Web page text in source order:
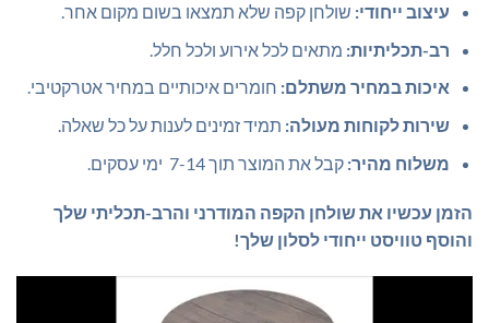
עיצוב ייחודי: שולחן קפה שלא תמצאו בשום מקום אחר.
רב-תכליתיות: מתאים לכל אירוע ולכל חלל.
איכות במחיר משתלם: חומרים איכותיים במחיר אטרקטיבי.
שירות לקוחות מעולה: תמיד זמינים לענות על כל שאלה.
משלוח מהיר: קבל את המוצר תוך 7-14 ימי עסקים.
הזמן עכשיו את שולחן הקפה המודרני והרב-תכליתי שלך
והוסף טוויסט ייחודי לסלון שלך!